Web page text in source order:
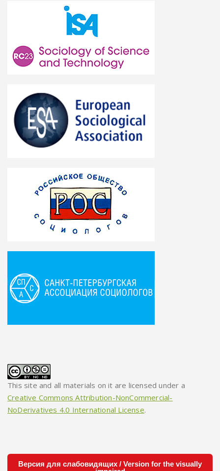
This site and all materials on it are licensed under a
Creative Commons Attribution-NonCommercial-
NoDerivatives 4.0 International License.
Версия для слабовидящих / Version for the visually